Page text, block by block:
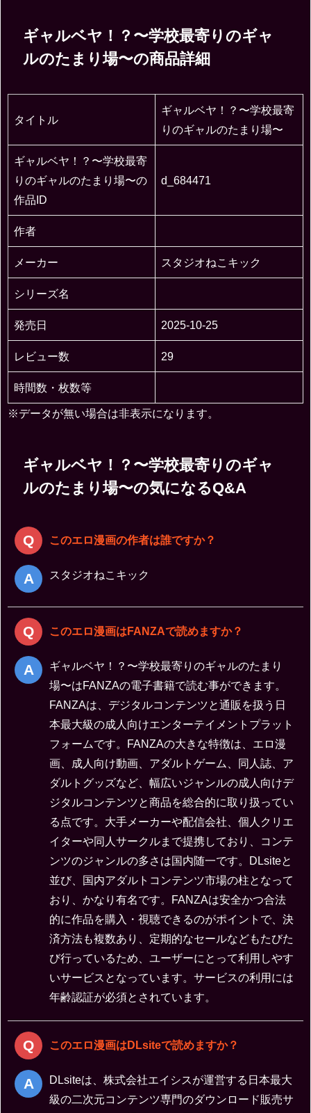
ギャルベヤ！？〜学校最寄りのギャ
ルのたまり場〜の商品詳細
タイトル
ギャルベヤ！？〜学校最寄
りのギャルのたまり場〜
ギャルベヤ！？〜学校最寄
りのギャルのたまり場〜の
作品ID
d_684471
作者
メーカー スタジオねこキック
シリーズ名
発売日 2025-10-25
レビュー数 29
時間数・枚数等
※データが無い場合は非表示になります。
ギャルベヤ！？〜学校最寄りのギャ
ルのたまり場〜の気になるQ&A
このエロ漫画の作者は誰ですか？
スタジオねこキック
このエロ漫画はFANZAで読めますか？
ギャルベヤ！？〜学校最寄りのギャルのたまり
場〜はFANZAの電子書籍で読む事ができます。
FANZAは、デジタルコンテンツと通販を扱う日
本最大級の成人向けエンターテイメントプラット
フォームです。FANZAの大きな特徴は、エロ漫
画、成人向け動画、アダルトゲーム、同人誌、ア
ダルトグッズなど、幅広いジャンルの成人向けデ
ジタルコンテンツと商品を総合的に取り扱ってい
る点です。大手メーカーや配信会社、個人クリエ
イターや同人サークルまで提携しており、コンテ
ンツのジャンルの多さは国内随一です。DLsiteと
並び、国内アダルトコンテンツ市場の柱となって
おり、かなり有名です。FANZAは安全かつ合法
的に作品を購入・視聴できるのがポイントで、決
済方法も複数あり、定期的なセールなどもたびた
び行っているため、ユーザーにとって利用しやす
いサービスとなっています。サービスの利用には
年齢認証が必須とされています。
このエロ漫画はDLsiteで読めますか？
DLsiteは、株式会社エイシスが運営する日本最大
級の二次元コンテンツ専門のダウンロード販売サ